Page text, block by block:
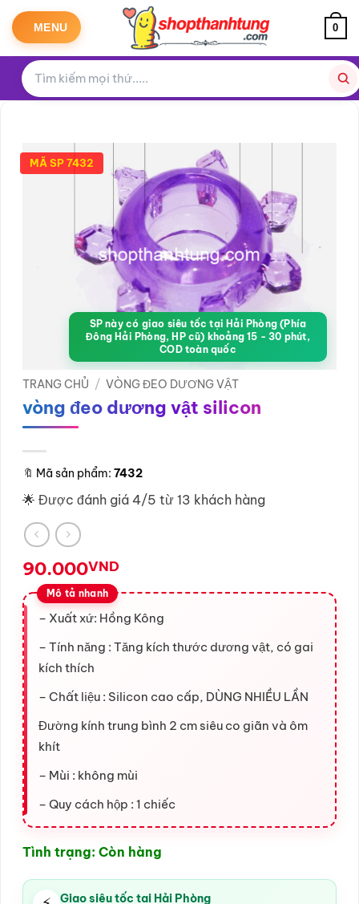
qua
dung
MENU 0
MÃ SP 7432
SP này có giao siêu tốc tại Hải Phòng (Phía
Đông Hải Phòng, HP cũ) khoảng 15 - 30 phút,
COD toàn quốc
TRANG CHỦ / VÒNG ĐEO DƯƠNG VẬT
vòng đeo dương vật silicon
🔖 Mã sản phẩm: 7432
🌟 Được đánh giá 4/5 từ 13 khách hàng
90.000VND
– Xuất xứ: Hồng Kông
– Tính năng : Tăng kích thước dương vật, có gai
kích thích
– Chất liệu : Silicon cao cấp, DÙNG NHIỀU LẦN
Đường kính trung bình 2 cm siêu co giãn và ôm
khít
– Mùi : không mùi
– Quy cách hộp : 1 chiếc
Tình trạng: Còn hàng
Giao siêu tốc tại Hải Phòng